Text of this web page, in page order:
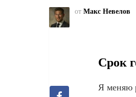
от Макс Невелов
Срок
Я меняю